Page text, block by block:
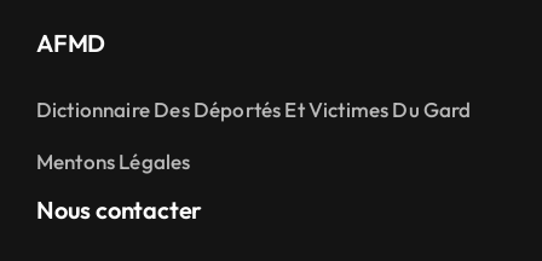
AFMD
Dictionnaire Des Déportés Et Victimes Du Gard
Mentons Légales
Nous contacter